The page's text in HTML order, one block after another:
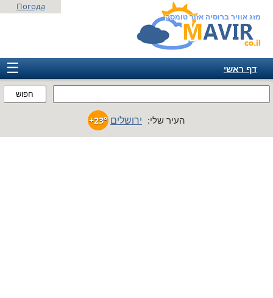
מזג אוויר ברוסיה אזור טומסק
חפוש
Погода
☰
דף ראשי
אמריקה
העיר שלי: ירושלים +23°